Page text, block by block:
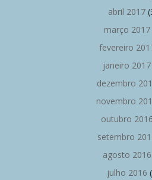
abril 2017
março 2017
fevereiro
janeiro 2017
dezembro
novembro
outubro 2016
setembro
agosto 2016
julho 2016